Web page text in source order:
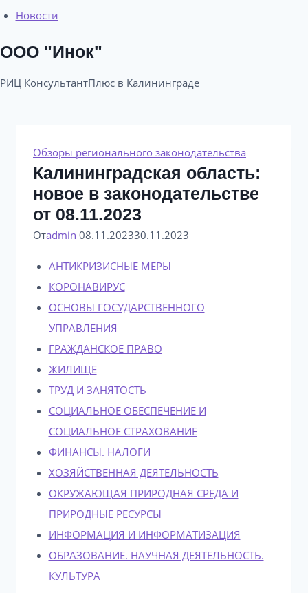
Новости
ООО "Инок"
РИЦ КонсультантПлюс в Калининграде​
Обзоры регионального законодательства
Калининградская область:
новое в законодательстве
от 08.11.2023
Отadmin 08.11.202330.11.2023
АНТИКРИЗИСНЫЕ МЕРЫ
КОРОНАВИРУС
ОСНОВЫ ГОСУДАРСТВЕННОГО
УПРАВЛЕНИЯ
ГРАЖДАНСКОЕ ПРАВО
ЖИЛИЩЕ
ТРУД И ЗАНЯТОСТЬ
СОЦИАЛЬНОЕ ОБЕСПЕЧЕНИЕ И
СОЦИАЛЬНОЕ СТРАХОВАНИЕ
ФИНАНСЫ. НАЛОГИ
ХОЗЯЙСТВЕННАЯ ДЕЯТЕЛЬНОСТЬ
ОКРУЖАЮЩАЯ ПРИРОДНАЯ СРЕДА И
ПРИРОДНЫЕ РЕСУРСЫ
ИНФОРМАЦИЯ И ИНФОРМАТИЗАЦИЯ
ОБРАЗОВАНИЕ. НАУЧНАЯ ДЕЯТЕЛЬНОСТЬ.
КУЛЬТУРА